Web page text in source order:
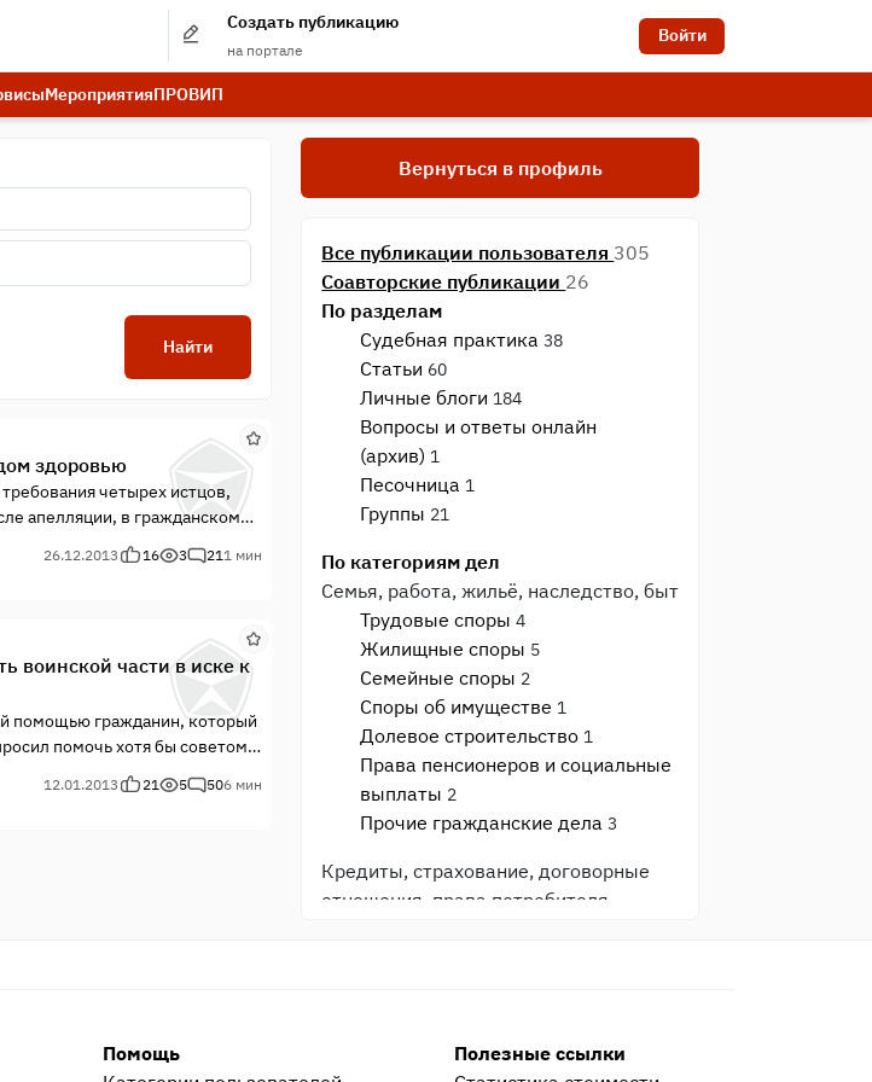
Создать публикацию
на портале
Войти
МероприятияПРОВИП
Найти
здоровью
четырех истцов,
апелляции, в гражданском
26.12.2013 16 3 211 мин
воинской части в иске к
помощью гражданин, который
помочь хотя бы советом.
12.01.2013 21 5 506 мин
Вернуться в профиль
Все публикации пользователя 305
Соавторские публикации 26
По разделам
Судебная практика 38
Статьи 60
Личные блоги 184
Вопросы и ответы онлайн
(архив) 1
Песочница 1
Группы 21
По категориям дел
Семья, работа, жильё, наследство, быт
Трудовые споры 4
Жилищные споры 5
Семейные споры 2
Споры об имуществе 1
Долевое строительство 1
Права пенсионеров и социальные
выплаты 2
Прочие гражданские дела 3
Кредиты, страхование, договорные
отношения, права потребителя
Прочие уголовные дела 9
Помощь
Полезные ссылки